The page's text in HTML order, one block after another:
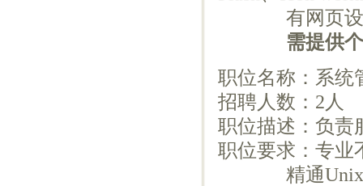
有网页设计
需提供
职位名称：系统
招聘人数：2人
职位描述：负责
职位要求：专业
精通Unix及